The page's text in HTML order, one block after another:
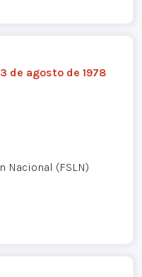
de agosto de 1978
Nacional (FSLN)